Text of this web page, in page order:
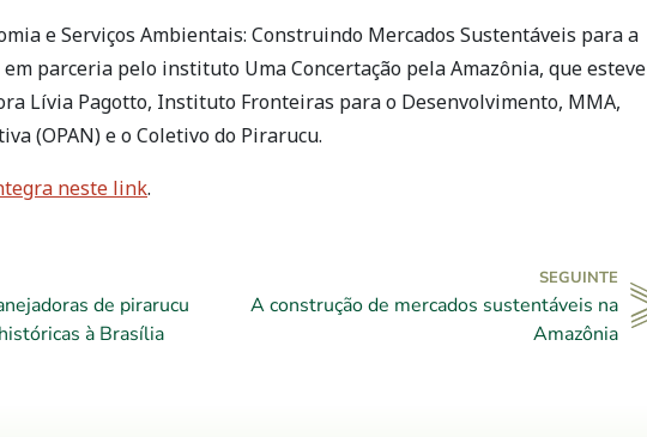
e Serviços Ambientais: Construindo Mercados Sustentáveis para a
parceria pelo instituto Uma Concertação pela Amazônia, que esteve
Lívia Pagotto, Instituto Fronteiras para o Desenvolvimento, MMA,
(OPAN) e o Coletivo do Pirarucu.
neste link.
de pirarucu
à Brasília
SEGUINTE
A construção de mercados sustentáveis na
Amazônia